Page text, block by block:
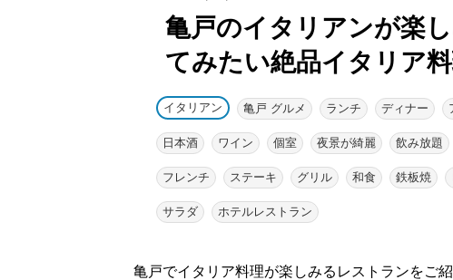
亀戸のイタリアンが楽
てみたい絶品イタリア料
イタリアン 亀戸 グルメ ランチ ディナー
日本酒 ワイン 個室 夜景が綺麗 飲み放題
フレンチ ステーキ グリル 和食 鉄板焼
サラダ ホテルレストラン
亀戸でイタリア料理が楽しみるレストランをご